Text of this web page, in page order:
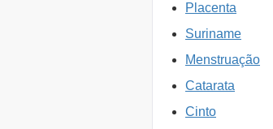
Placenta
Suriname
Menstruação
Catarata
Cinto